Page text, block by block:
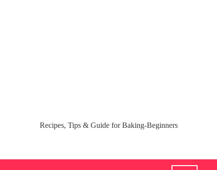
Recipes, Tips & Guide for Baking-Beginners